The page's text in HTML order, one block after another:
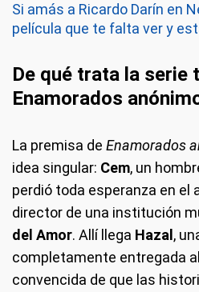
Si amás a Ricardo Darín en
película que te falta ver y
De qué trata la serie
Enamorados
La premisa de Enamorados
idea singular: Cem, un
perdió toda esperanza en el
director de una institución
del Amor. Allí llega Hazal ,
completamente entregada
convencida de que las